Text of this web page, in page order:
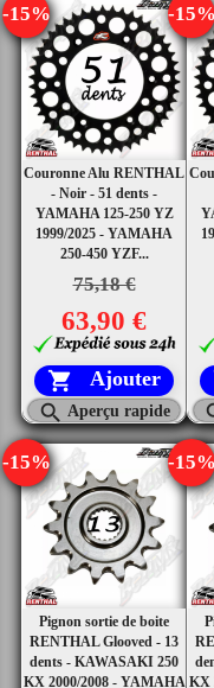
Couronne Alu RENTHAL
- Noir - 51 dents -
YAMAHA 125-250 YZ
1999/2025 - YAMAHA
250-450 YZF...
75,18 €
-15%
63,90 €
 Ajouter
 Aperçu rapide
-
Pignon sortie de boite
RENTHAL Glooved - 13
dents - KAWASAKI 250
KX 2000/2008 - YAMAHA
-15%
KX
-